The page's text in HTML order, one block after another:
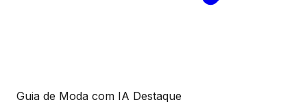
Guia de Moda com IA Destaque